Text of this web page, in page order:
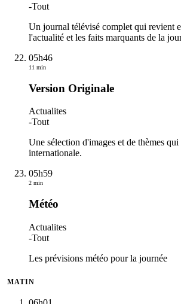
-Tout
Un journal télévisé complet qui revient
l'actualité et les faits marquants de la
05h46
11 min
Version Originale
Actualites
-Tout
Une sélection d'images et de thèmes
internationale.
05h59
2 min
Météo
Actualites
-Tout
Les prévisions météo pour la journée
MATIN